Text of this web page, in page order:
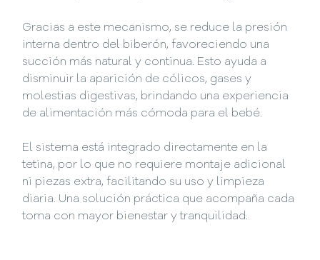
Gracias a este mecanismo, se reduce la presión
interna dentro del biberón, favoreciendo una
succión más natural y continua. Esto ayuda a
disminuir la aparición de cólicos, gases y
molestias digestivas, brindando una experiencia
de alimentación más cómoda para el bebé.
El sistema está integrado directamente en la
tetina, por lo que no requiere montaje adicional
ni piezas extra, facilitando su uso y limpieza
diaria. Una solución práctica que acompaña cada
toma con mayor bienestar y tranquilidad.